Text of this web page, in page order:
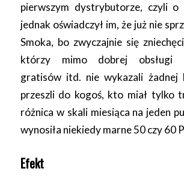
pierwszym dystrybutorze, czyli o
jednak oświadczył im, że już nie
Smoka, bo zwyczajnie się
którzy mimo dobrej obsługi
gratisów itd. nie wykazali żadnej
przeszli do kogoś, kto miał tylko
różnica w skali miesiąca na jeden
wynosiła niekiedy marne 50 czy 60
Efekt